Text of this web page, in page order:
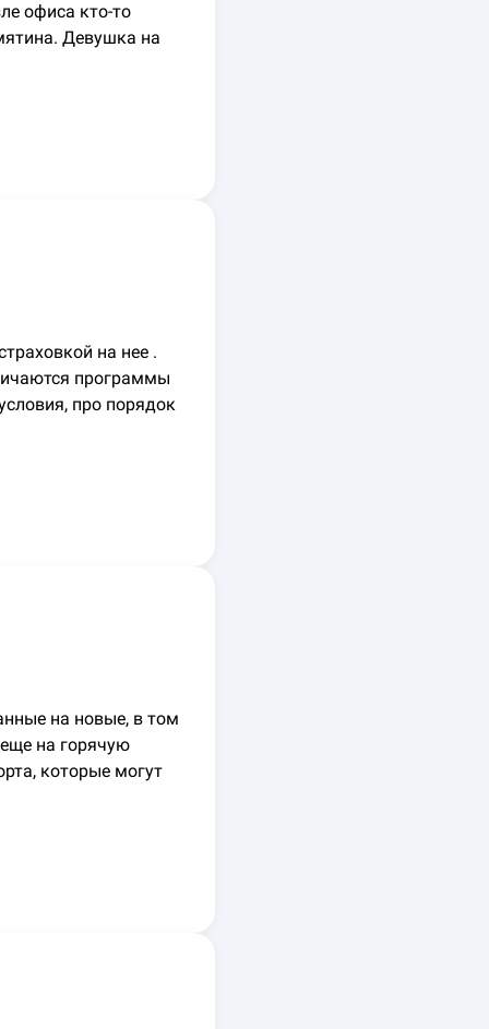
офиса кто-то
Девушка на
на нее .
программы
про порядок
на новые, в том
на горячую
которые могут